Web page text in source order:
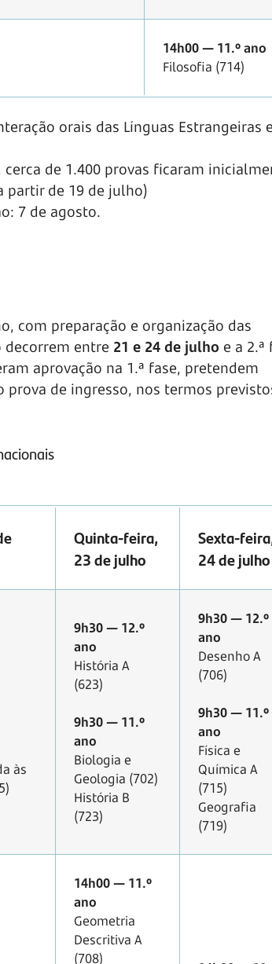
14h00 — 11.º ano
Filosofia (714)
orais das Línguas Estrangeiras e
de 1.400 provas ficaram
partir de 19 de julho)
7 de agosto.
com preparação e organização das
decorrem entre 21 e 24 de julho e a 2.ª
aprovação na 1.ª fase, pretendem
de ingresso, nos termos
Quinta-feira,
23 de julho
Sexta-
24 de julho
às
9h30 — 12.º
ano
História A
(623)
9h30 — 11.º
ano
Biologia e
Geologia (702)
História B
(723)
9h30 — 12.º
ano
Desenho A
(706)
9h30 — 11.º
ano
Física e
Química A
(715)
Geografia
(719)
14h00 — 11.º
ano
Geometria
Descritiva A
(708)